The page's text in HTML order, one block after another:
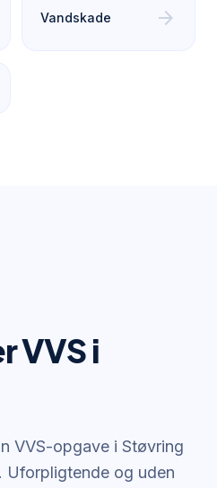
Vandskade arrow_forward
VVS i
VVS-opgave i Støvring
Uforpligtende og uden